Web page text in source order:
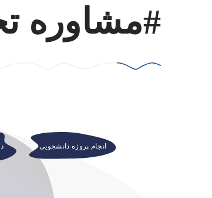
#مشاوره
انجام پروژه دانشجویی